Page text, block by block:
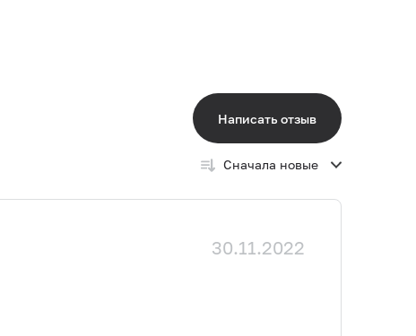
Написать отзыв
Сначала новые
30.11.2022